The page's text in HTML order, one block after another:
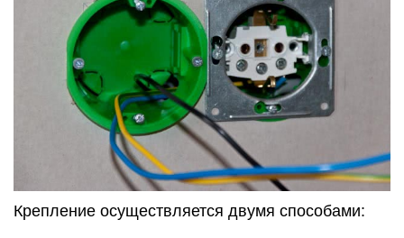
Крепление осуществляется двумя способами: